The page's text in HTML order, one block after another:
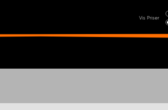
Vis Priser